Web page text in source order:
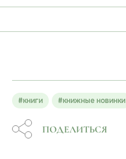
#книги #книжные новинки
ПОДЕЛИТЬСЯ